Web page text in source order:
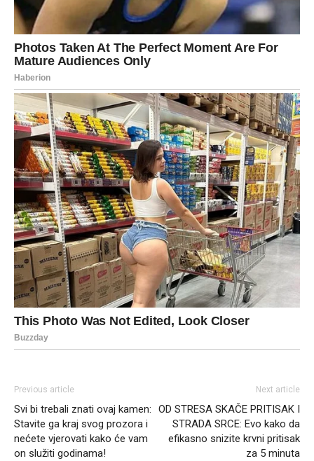
Previous article
Svi bi trebali znati ovaj kamen:
Stavite ga kraj svog prozora i
nećete vjerovati kako će vam
on služiti godinama!
Next article
OD STRESA SKAČE PRITISAK I
STRADA SRCE: Evo kako da
efikasno snizite krvni pritisak
za 5 minuta